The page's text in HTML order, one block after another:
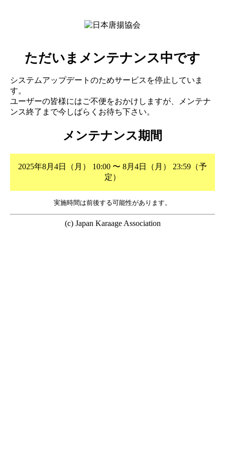
ただいまメンテナンス中です
システムアップデートのためサービスを停止していま
す。
ユーザーの皆様にはご不便をおかけしますが、メンテナ
ンス終了まで今しばらくお待ち下さい。
メンテナンス期間
2025年8月4日（月） 10:00 〜 8月4日（月） 23:59（予
定）
実施時間は前後する可能性があります。
(c) Japan Karaage Association